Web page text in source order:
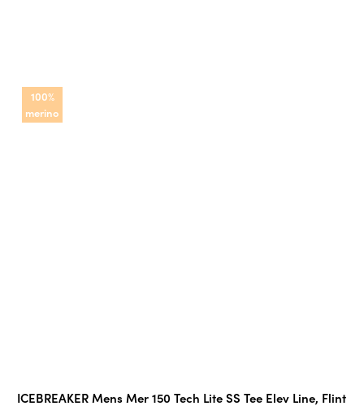
100%
merino
ICEBREAKER Mens Mer 150 Tech Lite SS Tee Elev Line, Flint